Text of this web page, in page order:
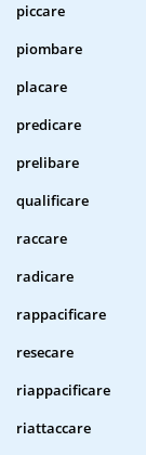
piccare
piombare
placare
predicare
prelibare
qualificare
raccare
radicare
rappacificare
resecare
riappacificare
riattaccare